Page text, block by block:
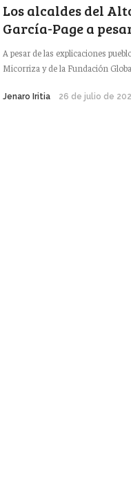
Los alcaldes del
García-Page a
A pesar de las explicaciones
Micorriza y de la Fundación
Jenaro Iritia 26 de julio de